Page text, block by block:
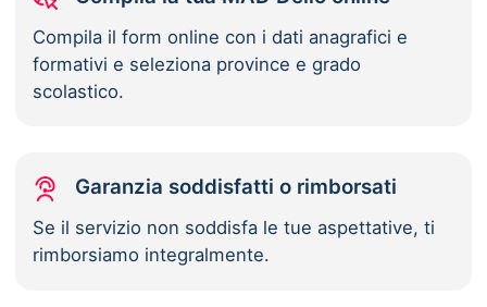
Compila il form online con i dati anagrafici e
formativi e seleziona province e grado
scolastico.
Garanzia soddisfatti o rimborsati
Se il servizio non soddisfa le tue aspettative, ti
rimborsiamo integralmente.